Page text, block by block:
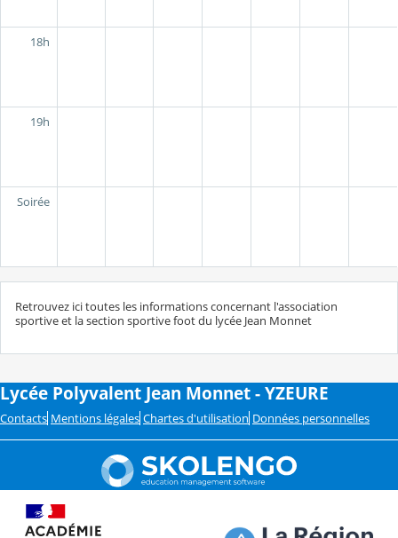
18h
19h
Soirée
Retrouvez ici toutes les informations concernant l'association
sportive et la section sportive foot du lycée Jean Monnet
Lycée Polyvalent Jean Monnet - YZEURE
Contacts Mentions légales Chartes d'utilisation Données personnelles